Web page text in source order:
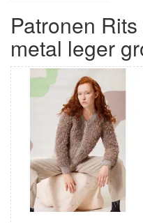
Patronen
metal leger